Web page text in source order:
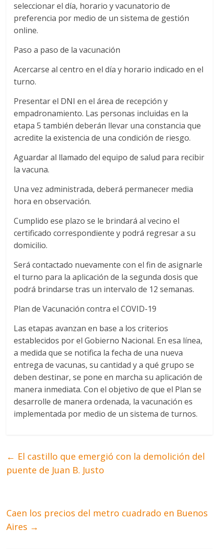
seleccionar el día, horario y vacunatorio de
preferencia por medio de un sistema de gestión
online.
Paso a paso de la vacunación
Acercarse al centro en el día y horario indicado en el
turno.
Presentar el DNI en el área de recepción y
empadronamiento. Las personas incluidas en la
etapa 5 también deberán llevar una constancia que
acredite la existencia de una condición de riesgo.
Aguardar al llamado del equipo de salud para recibir
la vacuna.
Una vez administrada, deberá permanecer media
hora en observación.
Cumplido ese plazo se le brindará al vecino el
certificado correspondiente y podrá regresar a su
domicilio.
Será contactado nuevamente con el fin de asignarle
el turno para la aplicación de la segunda dosis que
podrá brindarse tras un intervalo de 12 semanas.
Plan de Vacunación contra el COVID-19
Las etapas avanzan en base a los criterios
establecidos por el Gobierno Nacional. En esa línea,
a medida que se notifica la fecha de una nueva
entrega de vacunas, su cantidad y a qué grupo se
deben destinar, se pone en marcha su aplicación de
manera inmediata. Con el objetivo de que el Plan se
desarrolle de manera ordenada, la vacunación es
implementada por medio de un sistema de turnos.
← El castillo que emergió con la demolición del
puente de Juan B. Justo
Caen los precios del metro cuadrado en Buenos
Aires →